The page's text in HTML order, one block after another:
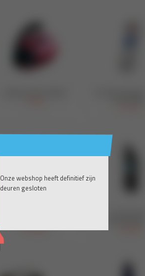
Onze webshop heeft definitief zijn
deuren gesloten